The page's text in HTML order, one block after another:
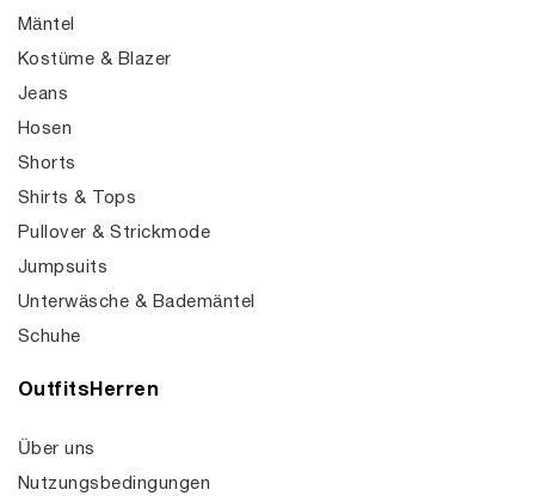
Mäntel
Kostüme & Blazer
Jeans
Hosen
Shorts
Shirts & Tops
Pullover & Strickmode
Jumpsuits
Unterwäsche & Bademäntel
Schuhe
OutfitsHerren
Über uns
Nutzungsbedingungen